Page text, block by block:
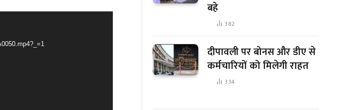
बहे
382
दीपावली पर बोनस और डीए से
कर्मचारियों को मिलेगी राहत
334